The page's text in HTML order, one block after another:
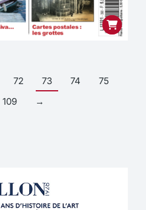
72 73 74
75
109 →